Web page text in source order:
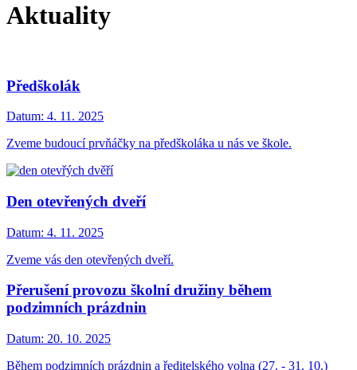
Aktuality
Předškolák
Datum: 4. 11. 2025
Zveme budoucí prvňáčky na předškoláka u nás ve škole.
Den otevřených dveří
Datum: 4. 11. 2025
Zveme vás den otevřených dveří.
Přerušení provozu školní družiny během
podzimních prázdnin
Datum: 20. 10. 2025
Během podzimních prázdnin a ředitelského volna (27. - 31. 10.)